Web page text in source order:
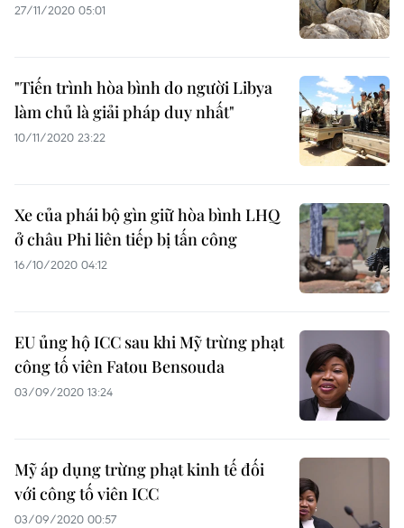
27/11/2020 05:01
"Tiến trình hòa bình do người Libya
làm chủ là giải pháp duy nhất"
10/11/2020 23:22
Xe của phái bộ gìn giữ hòa bình LHQ
ở châu Phi liên tiếp bị tấn công
16/10/2020 04:12
EU ủng hộ ICC sau khi Mỹ trừng phạt
công tố viên Fatou Bensouda
03/09/2020 13:24
Mỹ áp dụng trừng phạt kinh tế đối
với công tố viên ICC
03/09/2020 00:57